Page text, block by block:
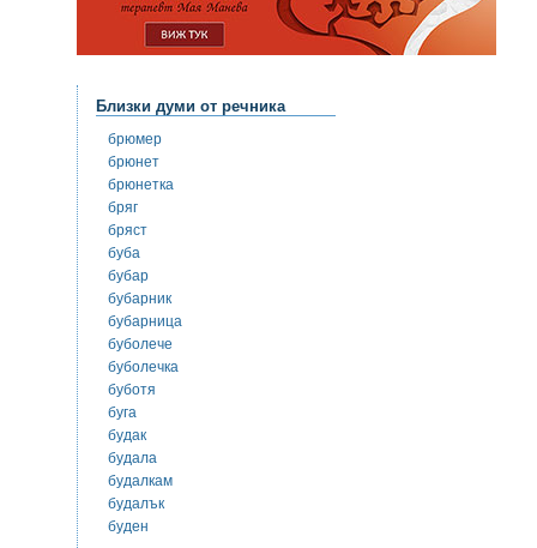
Близки думи от речника
брюмер
брюнет
брюнетка
бряг
бряст
буба
бубар
бубарник
бубарница
буболече
буболечка
буботя
буга
будак
будала
будалкам
будалък
буден